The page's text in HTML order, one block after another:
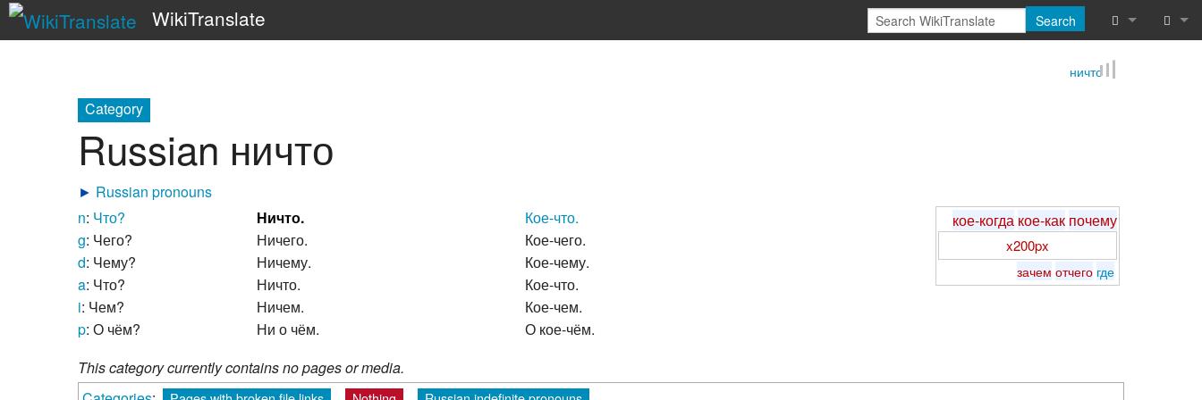
WikiTranslate Search
ничто
Category
Russian ничто
► Russian pronouns
n: Что?
g: Чего?
d: Чему?
a: Что?
i: Чем?
p: О чём?
Ничто.
Ничего.
Ничему.
Ничто.
Ничем.
Ни о чём.
Кое-что.
Кое-чего.
Кое-чему.
Кое-что.
Кое-чем.
О кое-чём.
кое-когда кое-как почему
x200px
зачем отчего где
This category currently contains no pages or media.